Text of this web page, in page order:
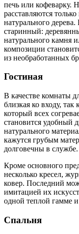
печь или кофеварку.
расставляются
натурального
старинный:
натурального камня
композиции
из необработанных
Гостиная
В качестве комнаты
близкая ко входу,
который всех
становится удобный
натурального
кажутся грубым
долговечны в службе.
Кроме основного
несколько кресел,
ковер. Последний
имитацией их
одной теплой гамме
Спальня